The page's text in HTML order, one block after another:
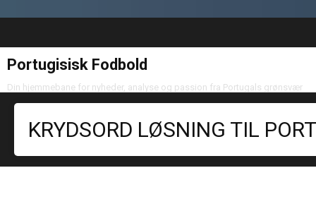
Portugisisk Fodbold
Din hjemmebane for nyheder, analyse og passion fra Portugals grønsvær
KRYDSORD LØSNING TIL